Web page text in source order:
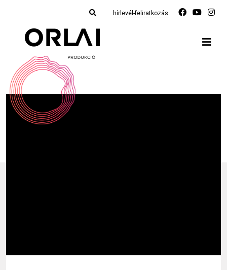
hírlevél-feliratkozás